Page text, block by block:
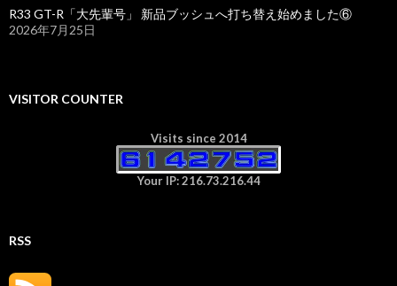
R33 GT-R「大先輩号」 新品ブッシュへ打ち替え始めました⑥
2026年7月25日
VISITOR COUNTER
Visits since 2014
Your IP: 216.73.216.44
RSS